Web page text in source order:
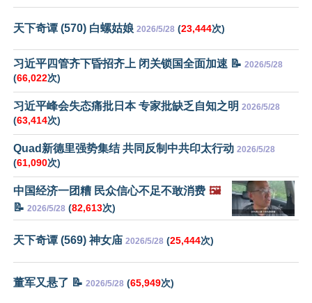
天下奇谭 (570) 白螺姑娘 2026/5/28 (23,444次)
习近平四管齐下昏招齐上 闭关锁国全面加速 📝 2026/5/28
(66,022次)
习近平峰会失态痛批日本 专家批缺乏自知之明 2026/5/28
(63,414次)
Quad新德里强势集结 共同反制中共印太行动 2026/5/28
(61,090次)
中国经济一团糟 民众信心不足不敢消费 🖼️
📝 2026/5/28 (82,613次)
天下奇谭 (569) 神女庙 2026/5/28 (25,444次)
董军又悬了 📝 2026/5/28 (65,949次)